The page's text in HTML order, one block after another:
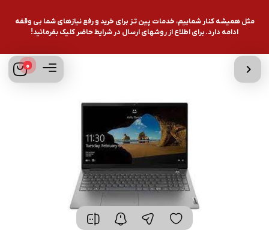
مثل همیشه کنار شماییم، خدمات پین تـز برای خرید و رفع نیازهای شما بی وقفه
ادامه دارد. برای اطلاع از روشهای ارسال در شرایط حاضر کلیک بفرمائید!
0